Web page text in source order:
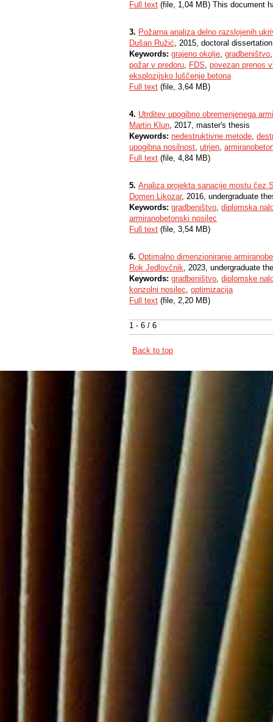
1 - 6 / 6
Full text (file, 1,04 MB) This document
3. Požarna analiza delno razslojenih
Dušan Ružić, 2015, doctoral dissertation
Keywords: grajeno okolje, gradbeništvo
požar v predoru, FDS, povezan prenos
eksplozijsko luščenje betona
Full text (file, 3,64 MB)
4. Utrditev upogibno obremenjenega
Martin Klun, 2017, master's thesis
Keywords: nedestruktivne metode,
upogibna nosilnost, utrjen,
Full text (file, 4,84 MB)
5. Analiza projekta sanacije mostu čez
Domen Likozar, 2016, undergraduate
Keywords: gradbeništvo, diplomska
armiranobetonski nosilec
Full text (file, 3,54 MB)
6. Optimalno dimenzioniranje
Rok Jedlovčnik, 2023, undergraduate
Keywords: gradbeništvo, diplomske
konzolni nosilec, optimizacija
Full text (file, 2,20 MB)
Back to top